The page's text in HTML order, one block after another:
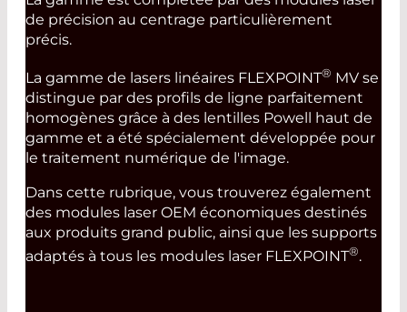
de précision au centrage particulièrement
précis.
La gamme de lasers linéaires FLEXPOINT® MV se
distingue par des profils de ligne parfaitement
homogènes grâce à des lentilles Powell haut de
gamme et a été spécialement développée pour
le traitement numérique de l'image.
Dans cette rubrique, vous trouverez également
des modules laser OEM économiques destinés
aux produits grand public, ainsi que les supports
adaptés à tous les modules laser FLEXPOINT®.